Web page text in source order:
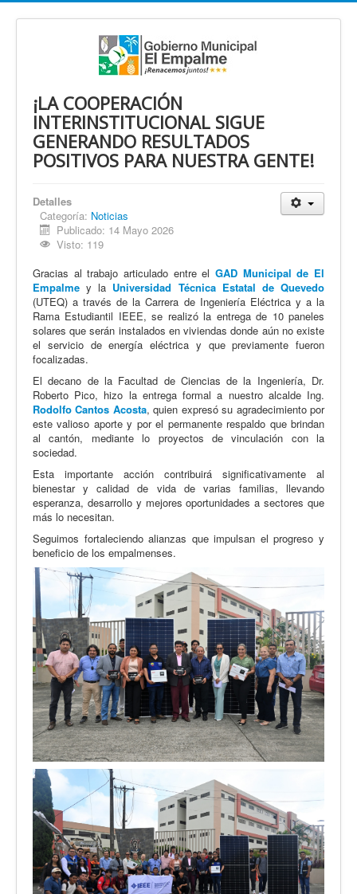
¡LA COOPERACIÓN
INTERINSTITUCIONAL SIGUE
GENERANDO RESULTADOS
POSITIVOS PARA NUESTRA GENTE!
Detalles
Categoría: Noticias
Publicado: 14 Mayo 2026
Visto: 119
Gracias al trabajo articulado entre el GAD Municipal de El
Empalme y la Universidad Técnica Estatal de Quevedo
(UTEQ) a través de la Carrera de Ingeniería Eléctrica y a la
Rama Estudiantil IEEE, se realizó la entrega de 10 paneles
solares que serán instalados en viviendas donde aún no existe
el servicio de energía eléctrica y que previamente fueron
focalizadas.
El decano de la Facultad de Ciencias de la Ingeniería, Dr.
Roberto Pico, hizo la entrega formal a nuestro alcalde Ing.
Rodolfo Cantos Acosta, quien expresó su agradecimiento por
este valioso aporte y por el permanente respaldo que brindan
al cantón, mediante lo proyectos de vinculación con la
sociedad.
Esta importante acción contribuirá significativamente al
bienestar y calidad de vida de varias familias, llevando
esperanza, desarrollo y mejores oportunidades a sectores que
más lo necesitan.
Seguimos fortaleciendo alianzas que impulsan el progreso y
beneficio de los empalmenses.